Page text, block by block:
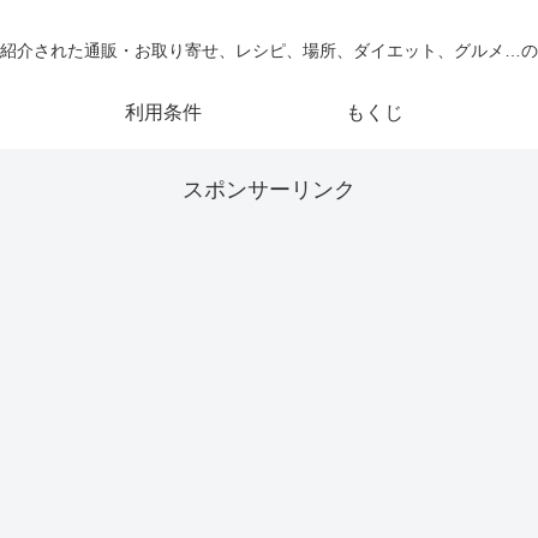
介された通販・お取り寄せ、レシピ、場所、ダイエット、グルメ…
利用条件 もくじ
スポンサーリンク